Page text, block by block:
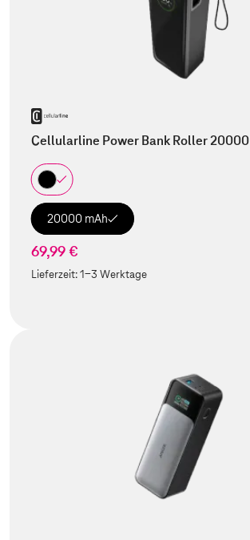
Cellularline Power Bank Roller 20000
20000 mAh
69,99 €
Lieferzeit:1-3 Werktage